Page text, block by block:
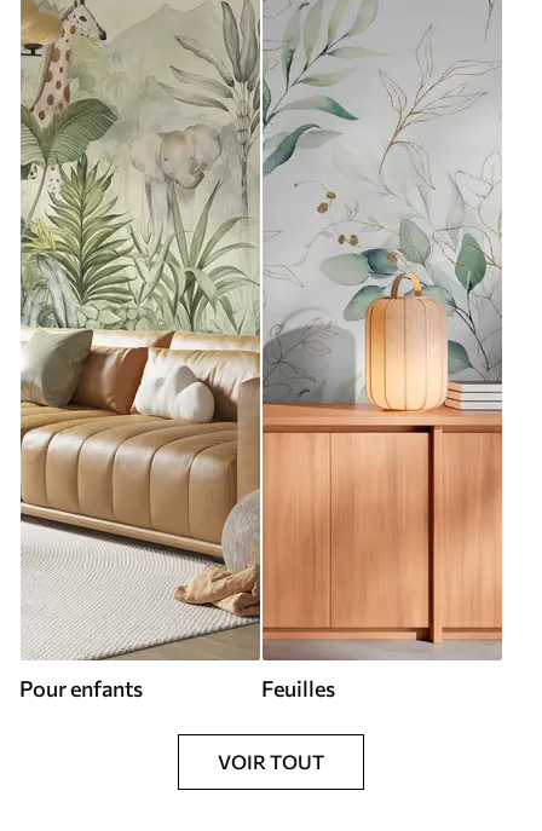
Pour enfants Feuilles
VOIR TOUT